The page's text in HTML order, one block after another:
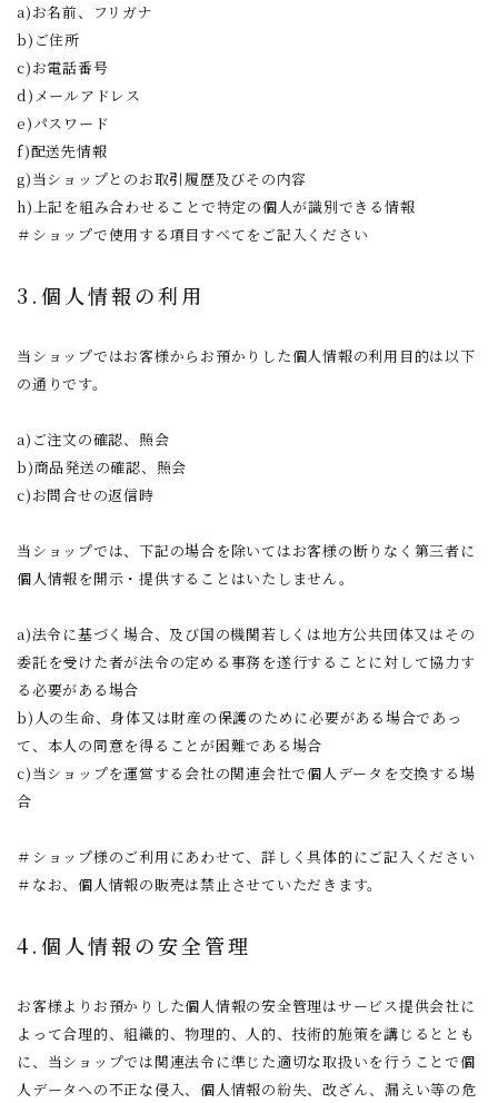
a)お名前、フリガナ
b)ご住所
c)お電話番号
d)メールアドレス
e)パスワード
f)配送先情報
g)当ショップとのお取引履歴及びその内容
h)上記を組み合わせることで特定の個人が識別できる情報
＃ショップで使用する項目すべてをご記入ください
3.個人情報の利用
当ショップではお客様からお預かりした個人情報の利用目的は以下
の通りです。
a)ご注文の確認、照会
b)商品発送の確認、照会
c)お問合せの返信時
当ショップでは、下記の場合を除いてはお客様の断りなく第三者に
個人情報を開示・提供することはいたしません。
a)法令に基づく場合、及び国の機関若しくは地方公共団体又はその
委託を受けた者が法令の定める事務を遂行することに対して協力す
る必要がある場合
b)人の生命、身体又は財産の保護のために必要がある場合であっ
て、本人の同意を得ることが困難である場合
c)当ショップを運営する会社の関連会社で個人データを交換する場
合
＃ショップ様のご利用にあわせて、詳しく具体的にご記入ください
＃なお、個人情報の販売は禁止させていただきます。
4.個人情報の安全管理
お客様よりお預かりした個人情報の安全管理はサービス提供会社に
よって合理的、組織的、物理的、人的、技術的施策を講じるととも
に、当ショップでは関連法令に準じた適切な取扱いを行うことで個
人データへの不正な侵入、個人情報の紛失、改ざん、漏えい等の危